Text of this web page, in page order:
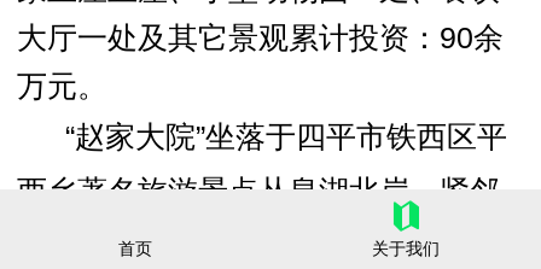
大厅一处及其它景观累计投资：90余
万元。
“赵家大院”坐落于四平市铁西区平
西乡著名旅游景点丛泉湖北岸，紧邻
铁西区放心菜基地吉府源采摘园，后
首页 关于我们